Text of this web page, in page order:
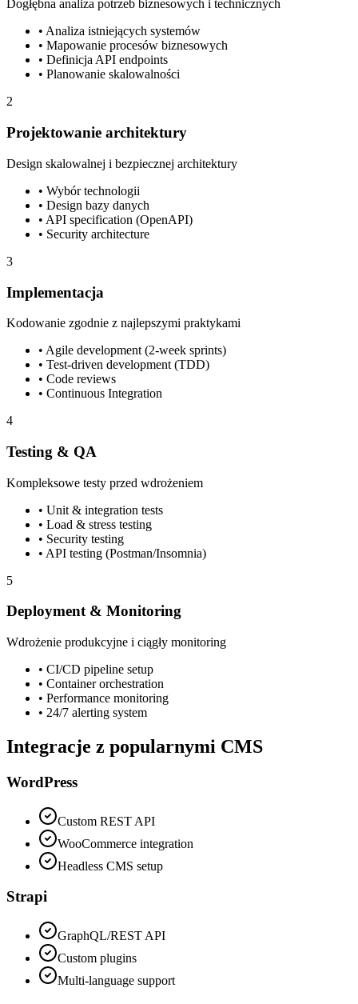
Dogłębna analiza potrzeb biznesowych i technicznych
• Analiza istniejących systemów
• Mapowanie procesów biznesowych
• Definicja API endpoints
• Planowanie skalowalności
2
Projektowanie architektury
Design skalowalnej i bezpiecznej architektury
• Wybór technologii
• Design bazy danych
• API specification (OpenAPI)
• Security architecture
3
Implementacja
Kodowanie zgodnie z najlepszymi praktykami
• Agile development (2-week sprints)
• Test-driven development (TDD)
• Code reviews
• Continuous Integration
4
Testing & QA
Kompleksowe testy przed wdrożeniem
• Unit & integration tests
• Load & stress testing
• Security testing
• API testing (Postman/Insomnia)
5
Deployment & Monitoring
Wdrożenie produkcyjne i ciągły monitoring
• CI/CD pipeline setup
• Container orchestration
• Performance monitoring
• 24/7 alerting system
Integracje z popularnymi CMS
WordPress
Custom REST API
WooCommerce integration
Headless CMS setup
Strapi
GraphQL/REST API
Custom plugins
Multi-language support